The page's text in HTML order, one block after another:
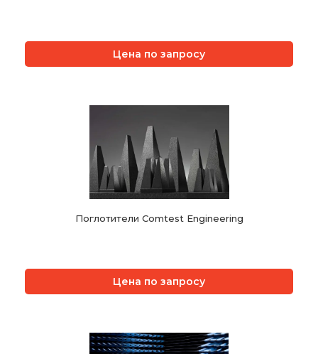
Цена по запросу
Поглотители Comtest Engineering
Цена по запросу